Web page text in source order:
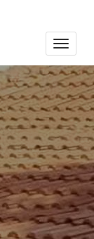
Toggle